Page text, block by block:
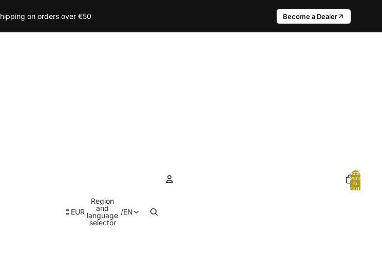
on orders over €50 Become a Dealer
EUR
Region
and
language
selector
/EN
Total
items
in
cart: